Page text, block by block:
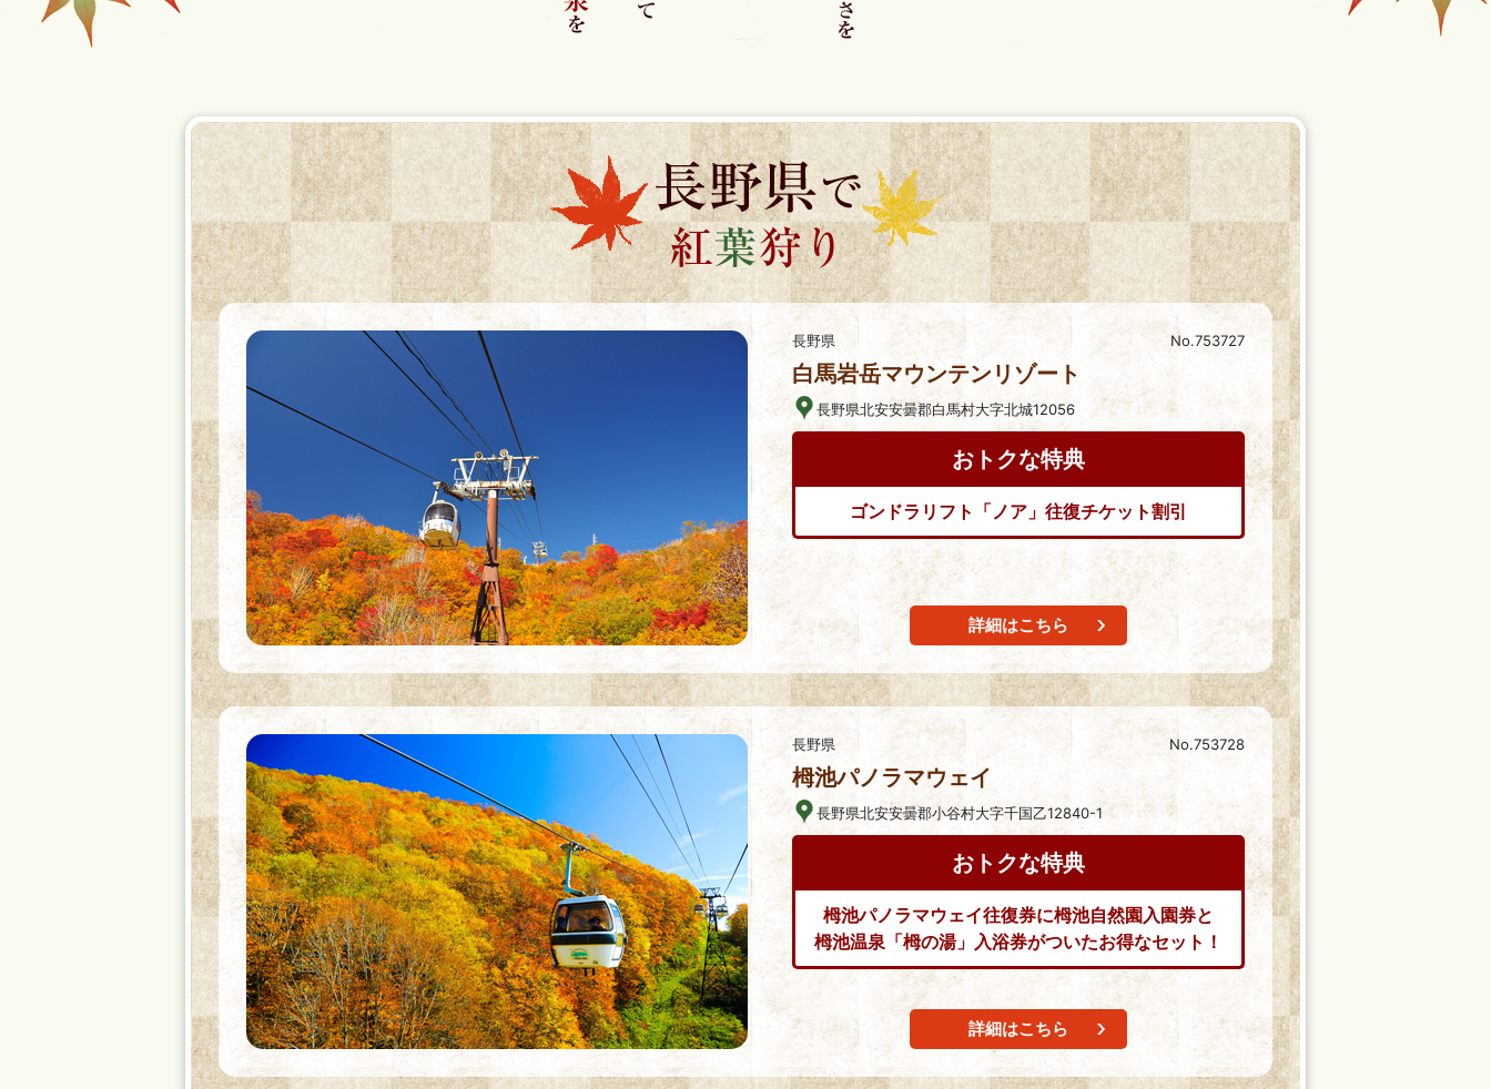
長野県 No.753727
白馬岩岳マウンテンリゾート
長野県北安安曇郡白馬村大字北城12056
おトクな特典
ゴンドラリフト「ノア」往復チケット割引
詳細はこちら
長野県 No.753728
栂池パノラマウェイ
長野県北安安曇郡小谷村大字千国乙12840-1
おトクな特典
栂池パノラマウェイ往復券に栂池自然園入園券と
栂池温泉「栂の湯」入浴券がついたお得なセット！
詳細はこちら